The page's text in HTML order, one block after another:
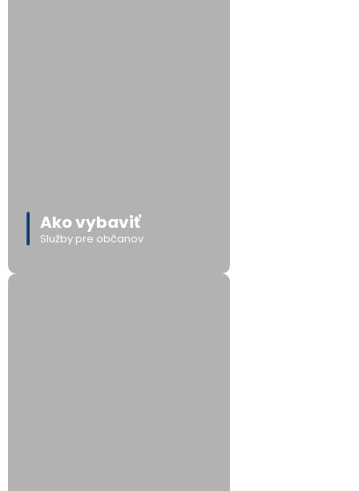
Ako vybaviť
Služby pre občanov